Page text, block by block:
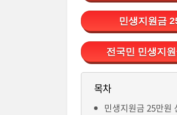
민생지원금
전국민 민생지
목차
민생지원금 25만원